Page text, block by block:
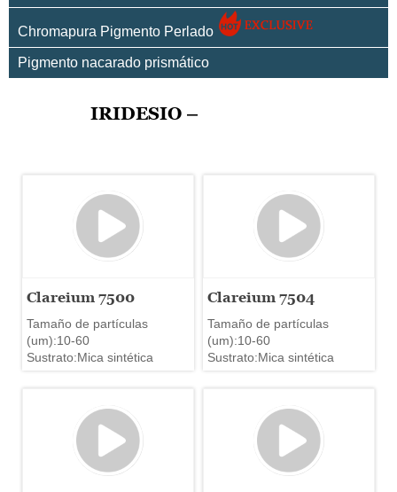
Chromapura Pigmento Perlado
Pigmento nacarado prismático
IRIDESIO –
Clareium 7500
Tamaño de partículas
(um):10-60
Sustrato:Mica sintética
Clareium 7504
Tamaño de partículas
(um):10-60
Sustrato:Mica sintética